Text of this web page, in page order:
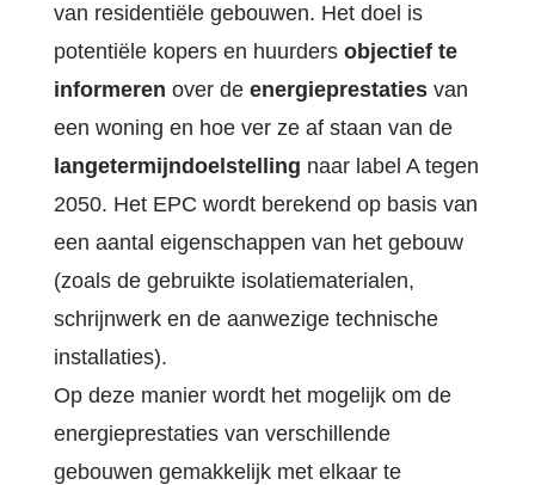
van residentiële gebouwen. Het doel is
potentiële kopers en huurders objectief te
informeren over de energieprestatiesvan
een woning en hoe ver ze af staan van de
langetermijndoelstelling naar label A tegen
2050. Het EPC wordt berekend op basis van
een aantal eigenschappen van het gebouw
(zoals de gebruikte isolatiematerialen,
schrijnwerk en de aanwezige technische
installaties).
Op deze manier wordt het mogelijk om de
energieprestaties van verschillende
gebouwen gemakkelijk met elkaar te